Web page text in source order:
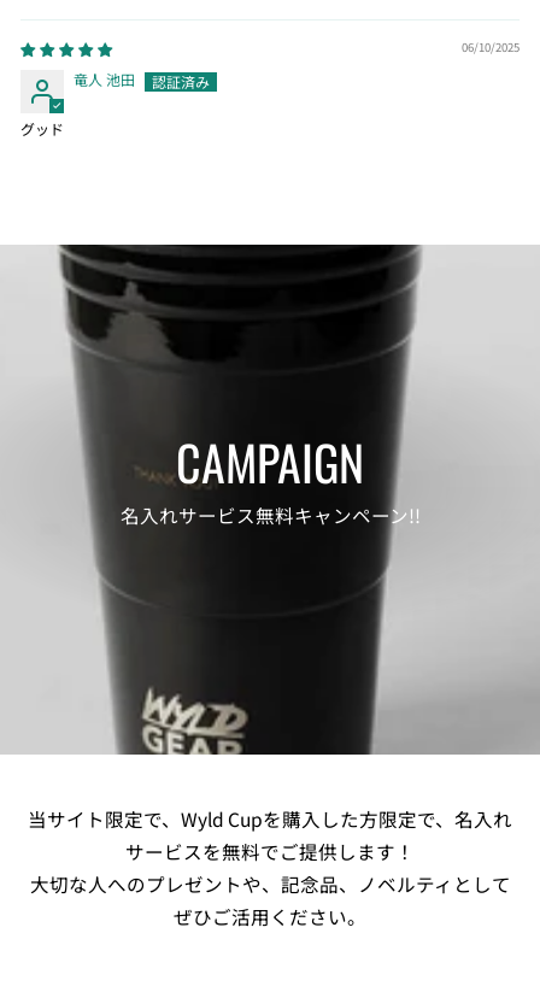
06/10/2025
竜人 池田
グッド
CAMPAIGN
名入れサービス無料キャンペーン!!
当サイト限定で、Wyld Cupを購入した方限定で、名入れ
サービスを無料でご提供します！
大切な人へのプレゼントや、記念品、ノベルティとして
ぜひご活用ください。